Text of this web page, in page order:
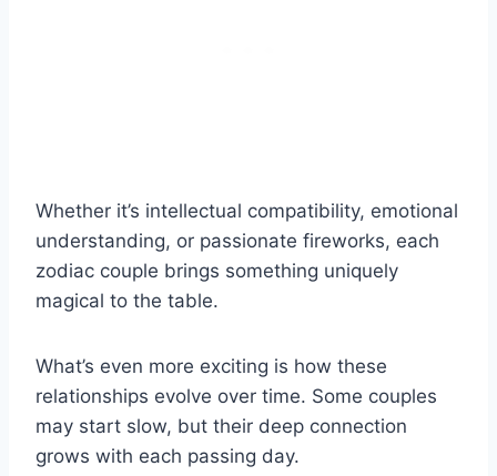
Whether it’s intellectual compatibility, emotional
understanding, or passionate fireworks, each
zodiac couple brings something uniquely
magical to the table.
What’s even more exciting is how these
relationships evolve over time. Some couples
may start slow, but their deep connection
grows with each passing day.